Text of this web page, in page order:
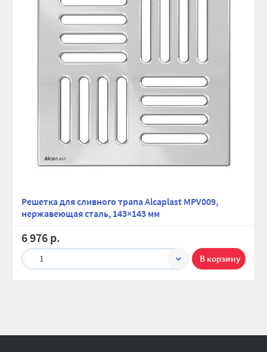
Решетка для сливного трапа Alcaplast MPV009,
нержавеющая сталь, 143×143 мм
6 976 р.
1